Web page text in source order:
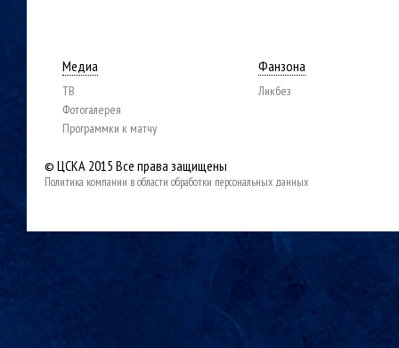
Медиа
ТВ
Фотогалерея
Программки к матчу
Фанзона
Ликбез
© ЦСКА 2015 Все права защищены
Политика компании в области обработки персональных данных